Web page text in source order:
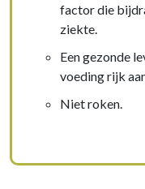
factor die
ziekte.
Een gezonde
voeding rijk
Niet roken.